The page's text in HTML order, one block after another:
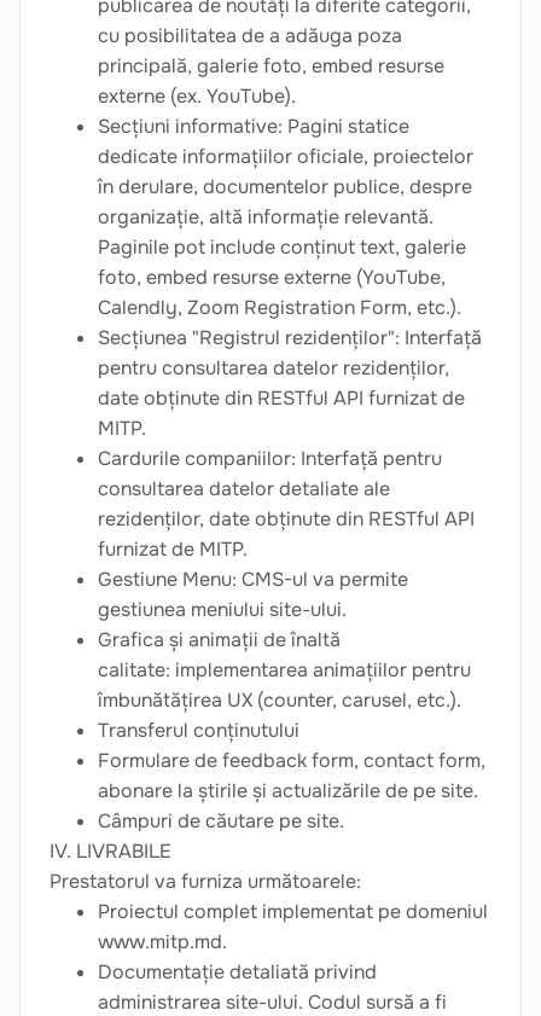
publicarea de noutăți la diferite categorii,
cu posibilitatea de a adăuga poza
principală, galerie foto, embed resurse
externe (ex. YouTube).
Secțiuni informative: Pagini statice
dedicate informațiilor oficiale, proiectelor
în derulare, documentelor publice, despre
organizație, altă informație relevantă.
Paginile pot include conținut text, galerie
foto, embed resurse externe (YouTube,
Calendly, Zoom Registration Form, etc.).
Secțiunea "Registrul rezidenților": Interfață
pentru consultarea datelor rezidenților,
date obținute din RESTful API furnizat de
MITP.
Cardurile companiilor: Interfață pentru
consultarea datelor detaliate ale
rezidenților, date obținute din RESTful API
furnizat de MITP.
Gestiune Menu: CMS-ul va permite
gestiunea meniului site-ului.
Grafica și animații de înaltă
calitate: implementarea animațiilor pentru
îmbunătățirea UX (counter, carusel, etc.).
Transferul conținutului
Formulare de feedback form, contact form,
abonare la știrile și actualizările de pe site.
Câmpuri de căutare pe site.
IV. LIVRABILE
Prestatorul va furniza următoarele:
Proiectul complet implementat pe domeniul
www.mitp.md.
Documentație detaliată privind
administrarea site-ului. Codul sursă a fi